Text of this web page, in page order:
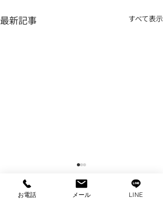
最新記事 すべて表示
お電話 メール LINE